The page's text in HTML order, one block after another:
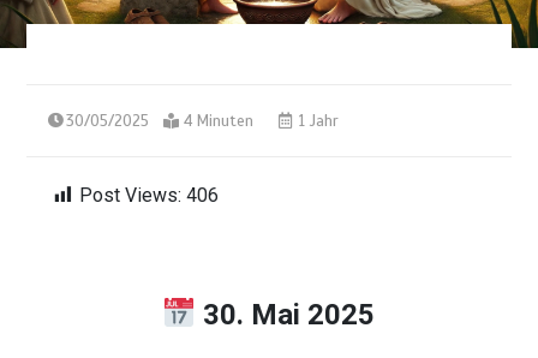
30/05/2025 4 Minuten 1 Jahr
Post Views: 406
30. Mai 2025